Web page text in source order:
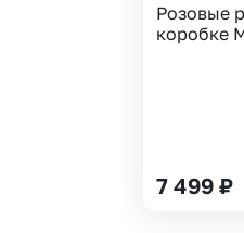
Розовые
коробке
7 499 ₽